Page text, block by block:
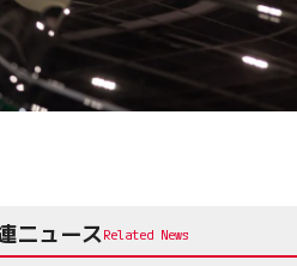
ニュース